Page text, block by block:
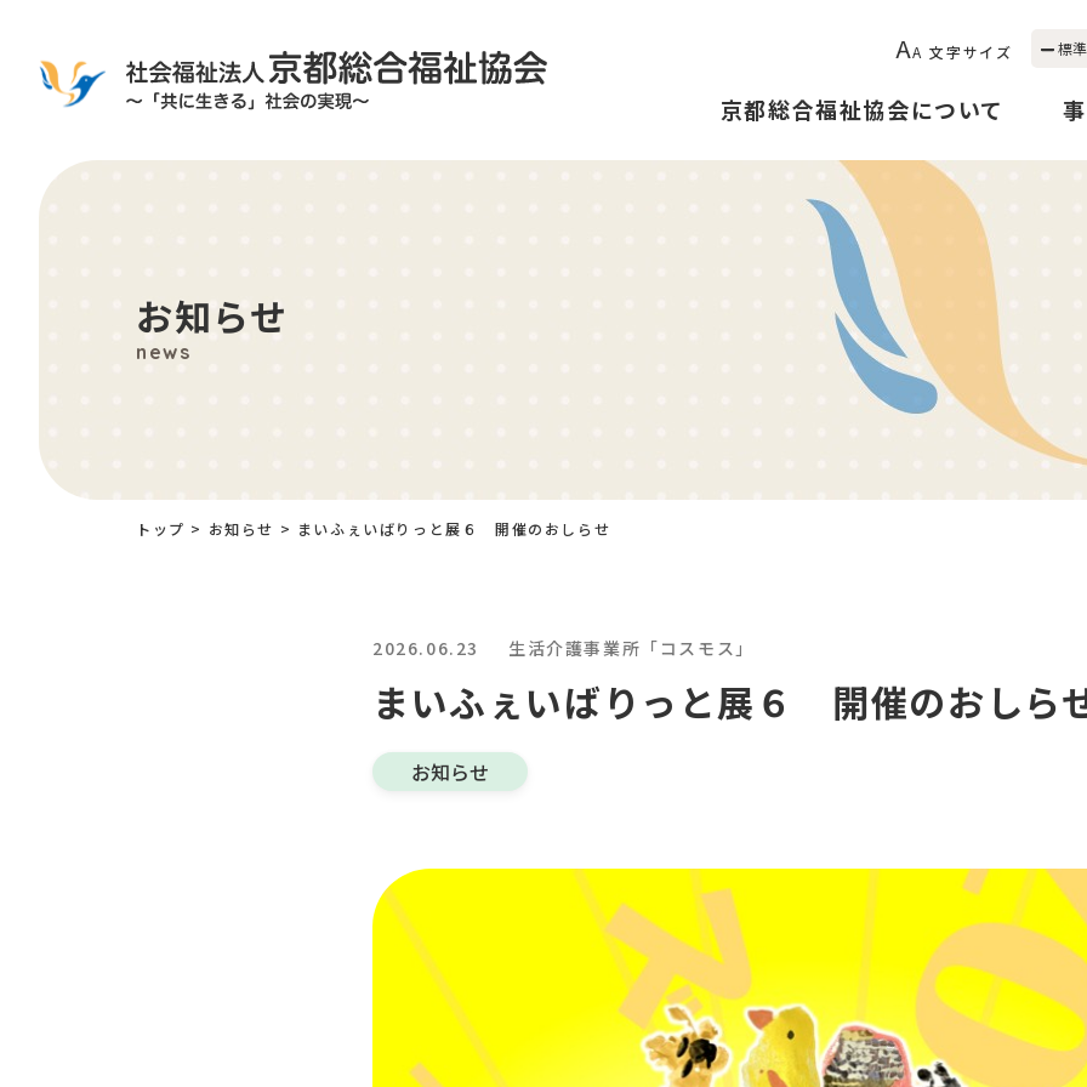
AA 文字サイズ 標準
京都総合福祉協会について
お知らせ
news
トップ > お知らせ > まいふぇいばりっと展６ 開催のおしらせ
2026.06.23 生活介護事業所「コスモス」
まいふぇいばりっと展６ 開催のおしら
お知らせ